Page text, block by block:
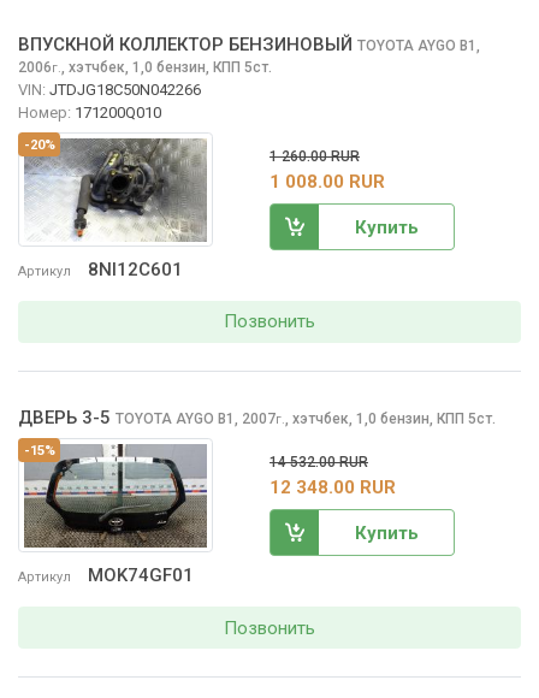
-20%
Артикул 8NI12C601
ВПУСКНОЙ КОЛЛЕКТОР БЕНЗИНОВЫЙ TOYOTA AYGO B1,
2006г. хэтчбек, 1,0 бензин, КПП 5ст.
VIN: JTDJG18C50N042266
Номер: 171200Q010
1 260.00 RUR
1 008.00 RUR
Купить
Позвонить
-15%
Артикул MOK74GF01
ДВЕРЬ 3-5 TOYOTA AYGO B1, 2007г. хэтчбек, 1,0 бензин, КПП 5ст.
14 532.00 RUR
12 348.00 RUR
Купить
Позвонить